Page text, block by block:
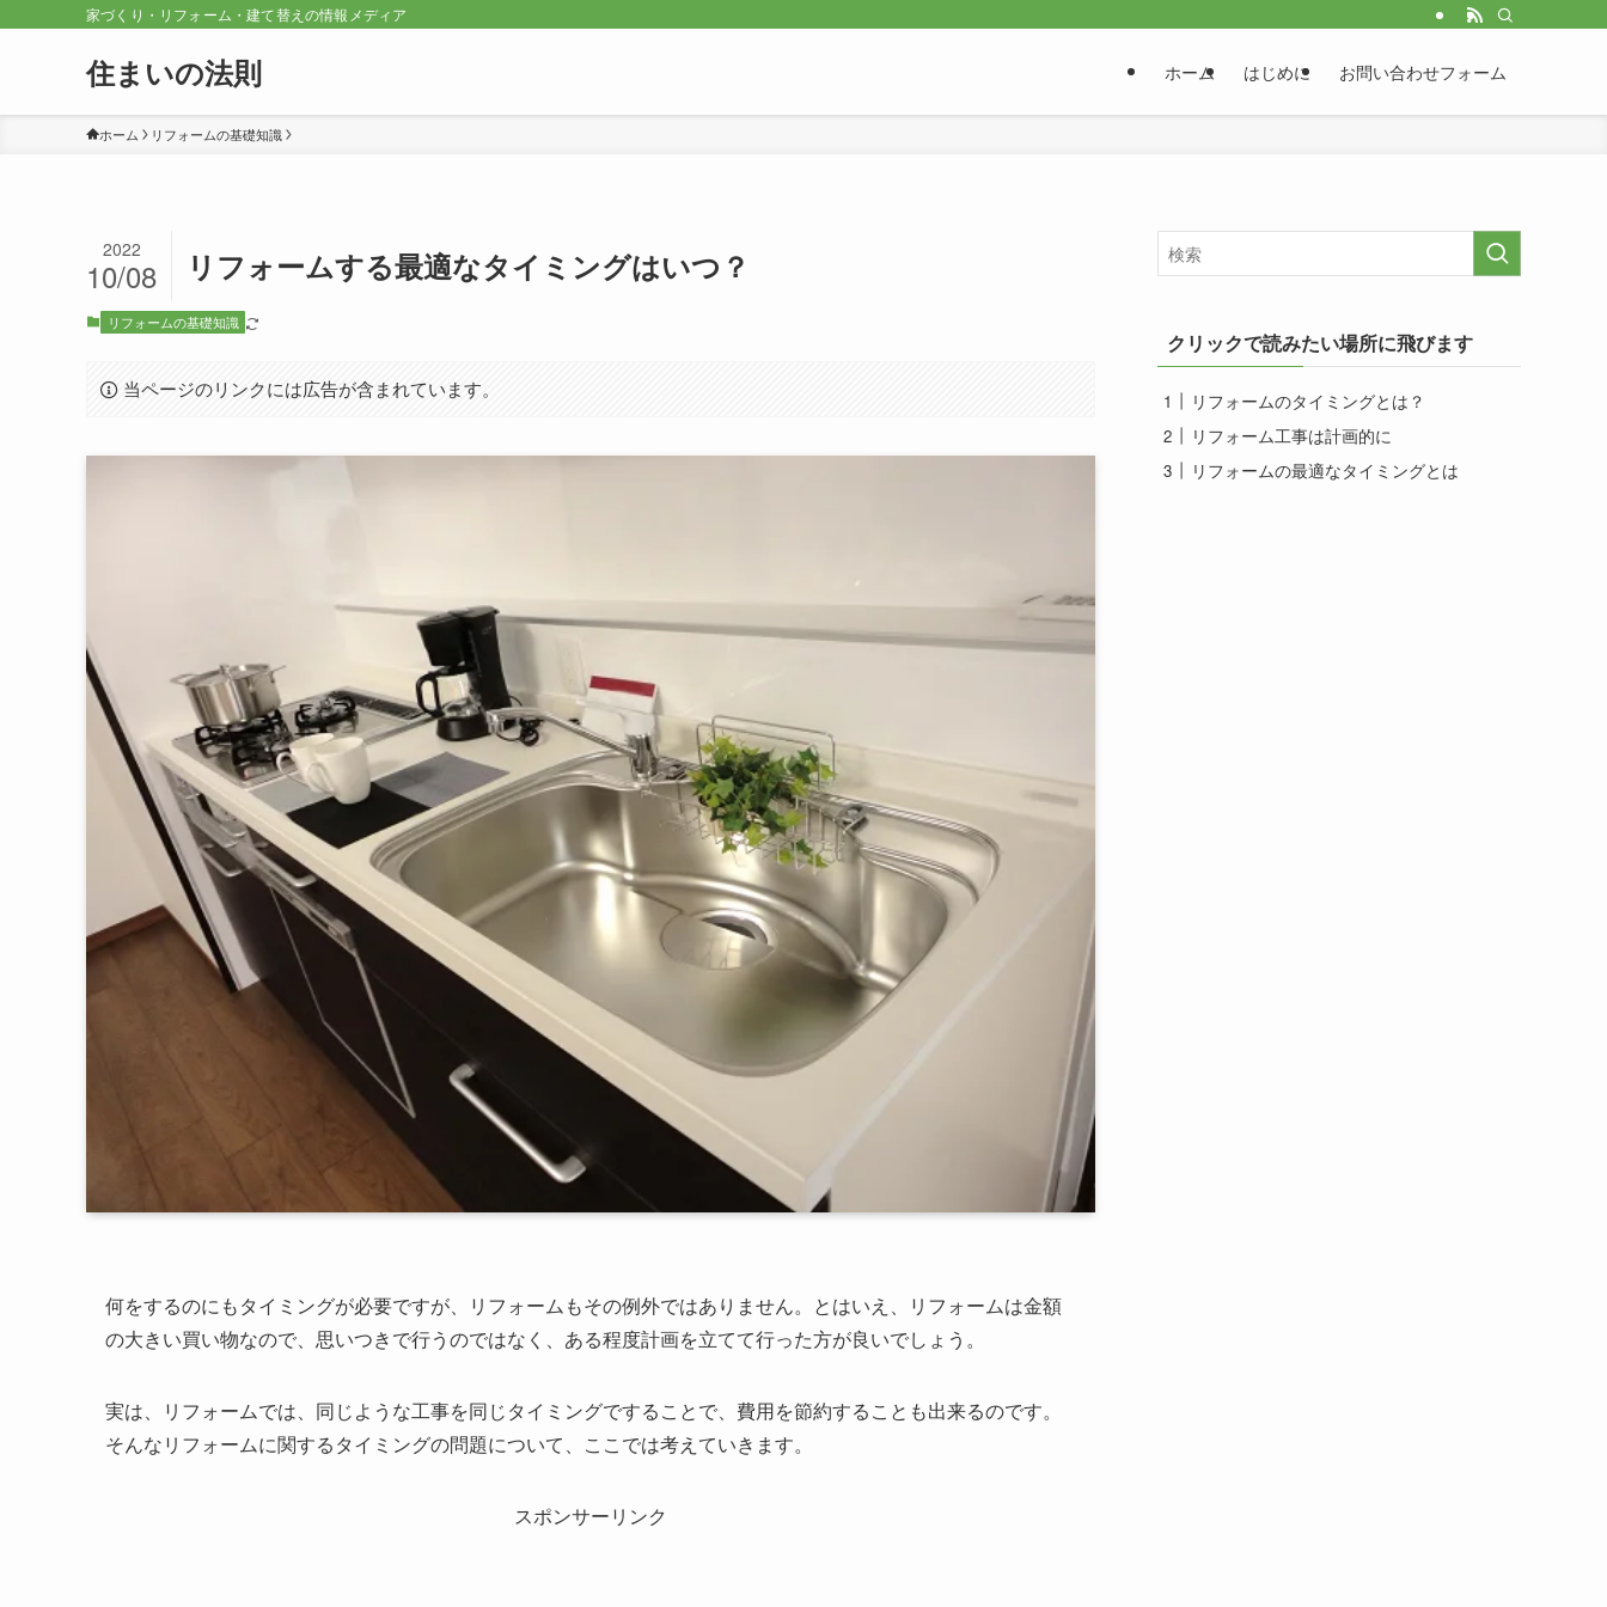
家づくり・リフォーム・建て替えの情報メディア
住まいの法則 ホーム はじめに お問い合わせフォーム
ホーム リフォームの基礎知識
リフォームする最適なタイミングはいつ？
2022
10/08
リフォームの基礎知識
当ページのリンクには広告が含まれています。
何をするのにもタイミングが必要ですが、リフォームもその例外ではありません。とはいえ、リフォームは金額
の大きい買い物なので、思いつきで行うのではなく、ある程度計画を立てて行った方が良いでしょう。
実は、リフォームでは、同じような工事を同じタイミングですることで、費用を節約することも出来るのです。
そんなリフォームに関するタイミングの問題について、ここでは考えていきます。
スポンサーリンク
クリックで読みたい場所に飛びます
リフォームのタイミングとは？
リフォーム工事は計画的に
リフォームの最適なタイミングとは